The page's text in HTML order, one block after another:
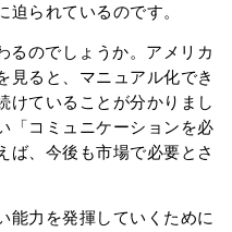
られているのです。
るのでしょうか。アメリカ
見ると、マニュアル化でき
けていることが分かりまし
「コミュニケーションを必
ば、今後も市場で必要とさ
能力を発揮していくために